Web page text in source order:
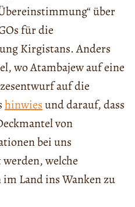
über
für die
Kirgistans. Anders
wo Atambajew auf eine
auf die
hinwiesund darauf, dass
von
bei uns
welche
Land ins Wanken zu